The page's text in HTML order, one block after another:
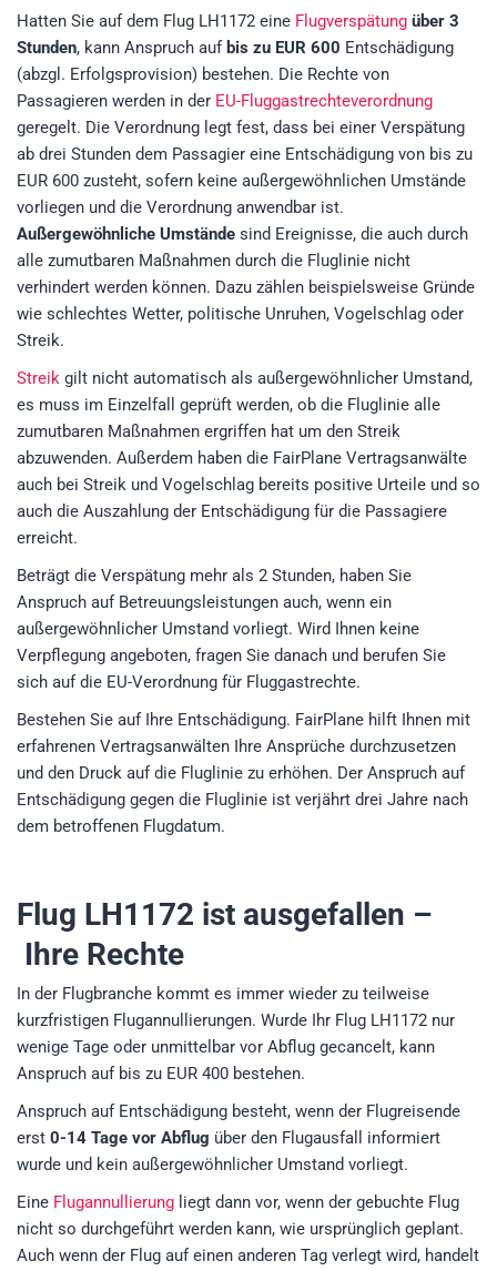
Hatten Sie auf dem Flug LH1172 eine Flugverspätung über 3
Stunden, kann Anspruch auf bis zu EUR 600 Entschädigung
(abzgl. Erfolgsprovision) bestehen. Die Rechte von
Passagieren werden in der EU-Fluggastrechteverordnung
geregelt. Die Verordnung legt fest, dass bei einer Verspätung
ab drei Stunden dem Passagier eine Entschädigung von bis zu
EUR 600 zusteht, sofern keine außergewöhnlichen Umstände
vorliegen und die Verordnung anwendbar ist.
Außergewöhnliche Umstände sind Ereignisse, die auch durch
alle zumutbaren Maßnahmen durch die Fluglinie nicht
verhindert werden können. Dazu zählen beispielsweise Gründe
wie schlechtes Wetter, politische Unruhen, Vogelschlag oder
Streik.
Streik gilt nicht automatisch als außergewöhnlicher Umstand,
es muss im Einzelfall geprüft werden, ob die Fluglinie alle
zumutbaren Maßnahmen ergriffen hat um den Streik
abzuwenden. Außerdem haben die FairPlane Vertragsanwälte
auch bei Streik und Vogelschlag bereits positive Urteile und so
auch die Auszahlung der Entschädigung für die Passagiere
erreicht.
Beträgt die Verspätung mehr als 2 Stunden, haben Sie
Anspruch auf Betreuungsleistungen auch, wenn ein
außergewöhnlicher Umstand vorliegt. Wird Ihnen keine
Verpflegung angeboten, fragen Sie danach und berufen Sie
sich auf die EU-Verordnung für Fluggastrechte.
Bestehen Sie auf Ihre Entschädigung. FairPlane hilft Ihnen mit
erfahrenen Vertragsanwälten Ihre Ansprüche durchzusetzen
und den Druck auf die Fluglinie zu erhöhen. Der Anspruch auf
Entschädigung gegen die Fluglinie ist verjährt drei Jahre nach
dem betroffenen Flugdatum.
Flug LH1172 ist ausgefallen –
Ihre Rechte
In der Flugbranche kommt es immer wieder zu teilweise
kurzfristigen Flugannullierungen. Wurde Ihr Flug LH1172 nur
wenige Tage oder unmittelbar vor Abflug gecancelt, kann
Anspruch auf bis zu EUR 400 bestehen.
Anspruch auf Entschädigung besteht, wenn der Flugreisende
erst 0-14 Tage vor Abflug über den Flugausfall informiert
wurde und kein außergewöhnlicher Umstand vorliegt.
Eine Flugannullierung liegt dann vor, wenn der gebuchte Flug
nicht so durchgeführt werden kann, wie ursprünglich geplant.
Auch wenn der Flug auf einen anderen Tag verlegt wird, handelt